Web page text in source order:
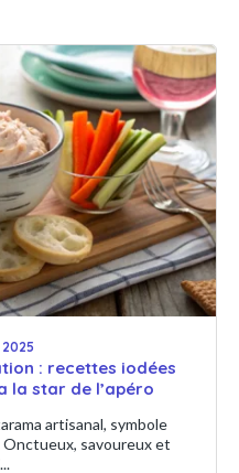
: recettes iodées
la star de l’apéro
artisanal, symbole
savoureux et